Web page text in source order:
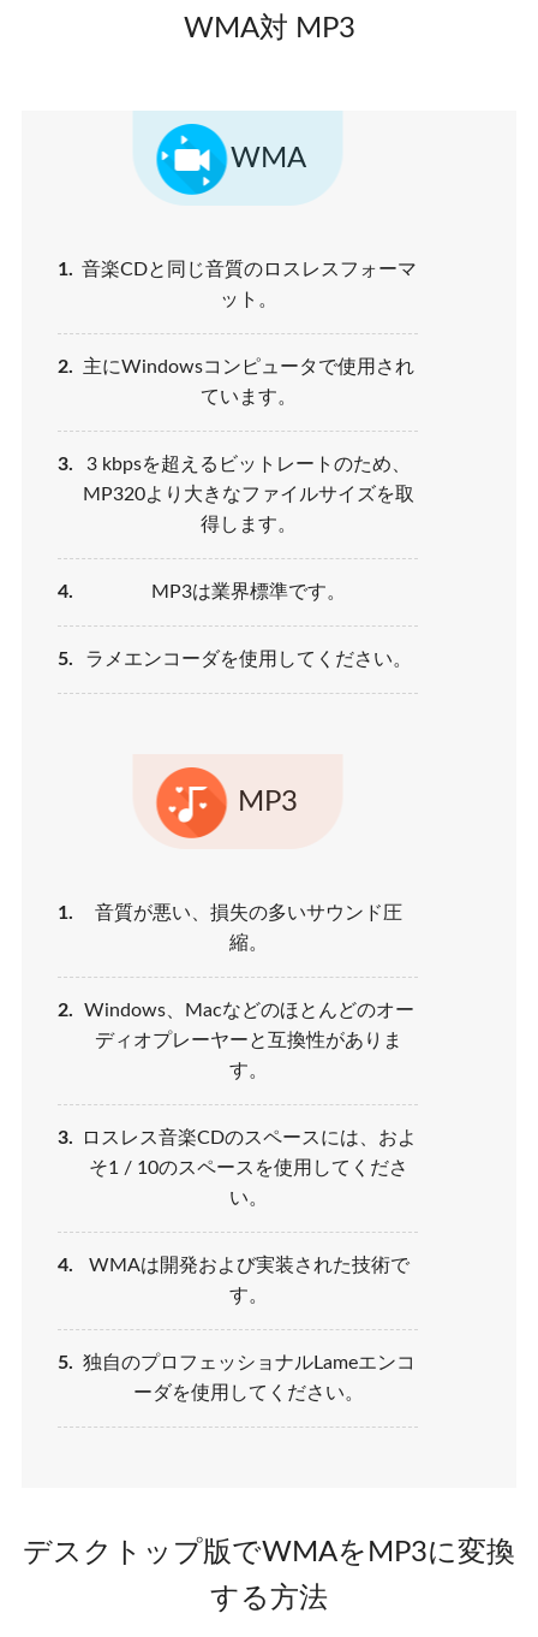
WMA対 MP3
WMA
1. 音楽CDと同じ音質のロスレスフォーマ
ット。
2.
主にWindowsコンピュータで使用され
ています。
3.
3 kbpsを超えるビットレートのため、
MP320より大きなファイルサイズを取
得します。
4. MP3は業界標準です。
5. ラメエンコーダを使用してください。
MP3
1.
音質が悪い、損失の多いサウンド圧
縮。
2.
Windows、Macなどのほとんどのオー
ディオプレーヤーと互換性がありま
す。
3.
ロスレス音楽CDのスペースには、およ
そ1 / 10のスペースを使用してくださ
い。
4.
WMAは開発および実装された技術で
す。
5. 独自のプロフェッショナルLameエンコ
ーダを使用してください。
デスクトップ版でWMAをMP3に変換
する方法